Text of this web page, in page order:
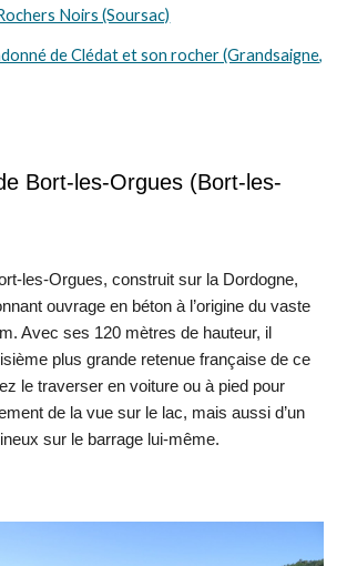
Noirs (Soursac)
de Clédat et son rocher (Grandsaigne,
Bort-les-Orgues (Bort-les-
les-Orgues, construit sur la Dordogne,
ouvrage en béton à l’origine du vaste
Avec ses 120 mètres de hauteur, il
plus grande retenue française de ce
le traverser en voiture ou à pied pour
de la vue sur le lac, mais aussi d’un
sur le barrage lui-même.